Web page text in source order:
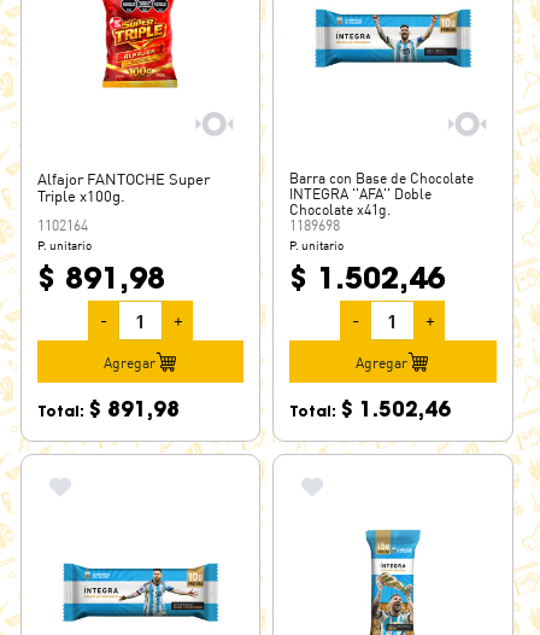
HALLS
HAMLET
HARIBO
HUBBA BUBBA
ICE BREAKERS
ITALPARK
JAQUELIN
JORGELIN
JUANOTE
KALFANY
KINDER
Alfajor FANTOCHE Super
Triple x100g.
1102164
P. unitario
$ 891,98
- +
Agregar
Total: $ 891,98
Barra con Base de Chocolate
INTEGRA ''AFA'' Doble
Chocolate x41g.
1189698
P. unitario
$ 1.502,46
- +
Agregar
Total: $ 1.502,46